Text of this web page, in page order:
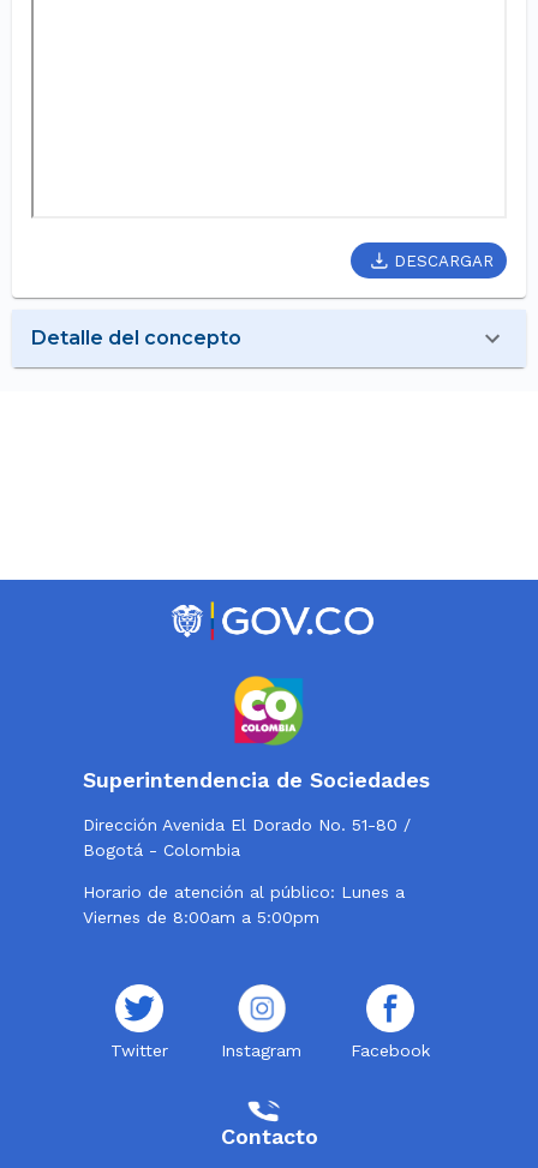
DESCARGAR
Detalle del concepto
Superintendencia de Sociedades
Dirección Avenida El Dorado No. 51-80 /
Bogotá - Colombia
Horario de atención al público: Lunes a
Viernes de 8:00am a 5:00pm
Twitter Instagram Facebook
Contacto